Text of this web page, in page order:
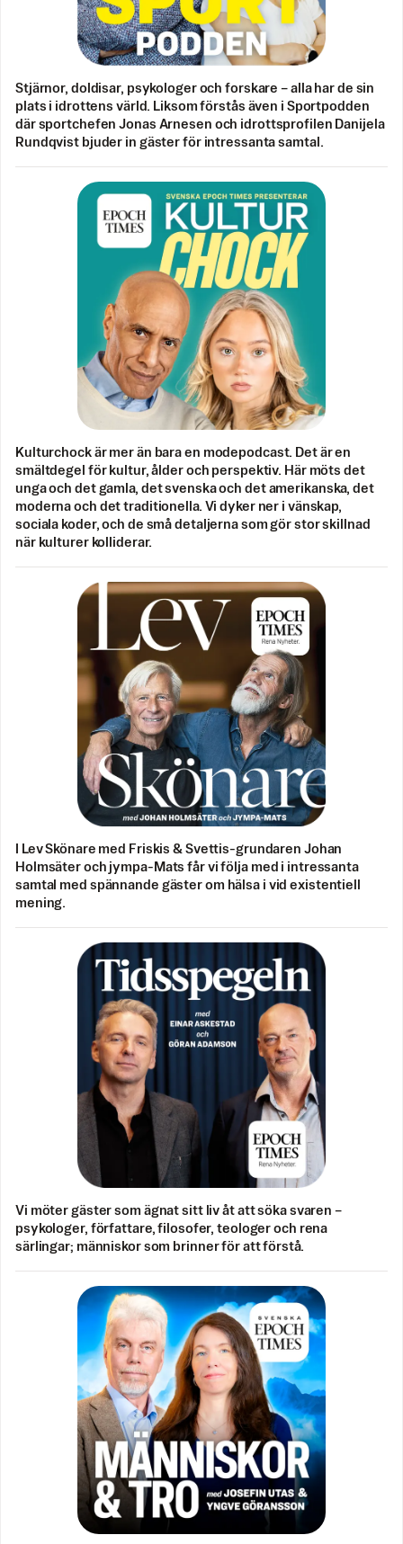
Stjärnor, doldisar, psykologer och forskare – alla har de sin
plats i idrottens värld. Liksom förstås även i Sportpodden
där sportchefen Jonas Arnesen och idrottsprofilen Danijela
Rundqvist bjuder in gäster för intressanta samtal.
Kulturchock är mer än bara en modepodcast. Det är en
smältdegel för kultur, ålder och perspektiv. Här möts det
unga och det gamla, det svenska och det amerikanska, det
moderna och det traditionella. Vi dyker ner i vänskap,
sociala koder, och de små detaljerna som gör stor skillnad
när kulturer kolliderar.
I Lev Skönare med Friskis & Svettis-grundaren Johan
Holmsäter och jympa-Mats får vi följa med i intressanta
samtal med spännande gäster om hälsa i vid existentiell
mening.
Vi möter gäster som ägnat sitt liv åt att söka svaren –
psykologer, författare, filosofer, teologer och rena
särlingar; människor som brinner för att förstå.